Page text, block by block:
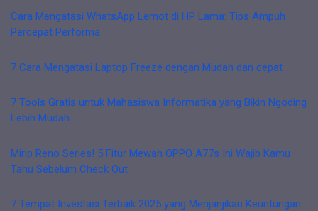
Cara Mengatasi WhatsApp Lemot di HP Lama: Tips Ampuh
Percepat Performa
7 Cara Mengatasi Laptop Freeze dengan Mudah dan cepat
7 Tools Gratis untuk Mahasiswa Informatika yang Bikin Ngoding
Lebih Mudah
Mirip Reno Series! 5 Fitur Mewah OPPO A77s Ini Wajib Kamu
Tahu Sebelum Check Out
7 Tempat Investasi Terbaik 2025 yang Menjanjikan Keuntungan